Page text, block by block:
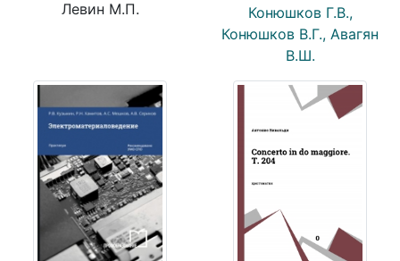
Левин М.П.
Конюшков Г.В.,
Конюшков В.Г., Авагян
В.Ш.